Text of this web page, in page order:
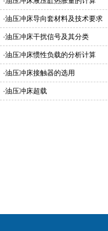
·油压冲床导向套材料及技术要求
·油压冲床干扰信号及其分类
·油压冲床惯性负载的分析计算
·油压冲床接触器的选用
·油压冲床超载